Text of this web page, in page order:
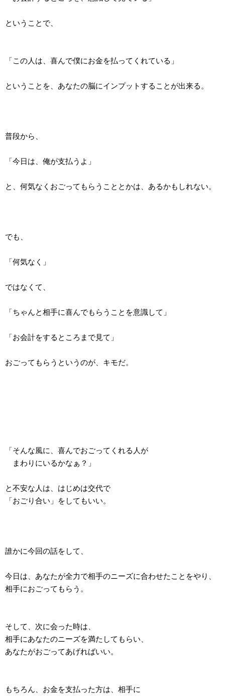
ということで、
「この人は、喜んで僕にお金を払ってくれている」
ということを、あなたの脳にインプットすることが出来る。
普段から、
「今日は、俺が支払うよ」
と、何気なくおごってもらうこととかは、あるかもしれない。
でも、
「何気なく」
ではなくて、
「ちゃんと相手に喜んでもらうことを意識して」
「お会計をするところまで見て」
おごってもらうというのが、キモだ。
「そんな風に、喜んでおごってくれる人が
まわりにいるかなぁ？」
と不安な人は、はじめは交代で
「おごり合い」をしてもいい。
誰かに今回の話をして、
今日は、あなたが全力で相手のニーズに合わせたことをやり、
相手におごってもらう。
そして、次に会った時は、
相手にあなたのニーズを満たしてもらい、
あなたがおごってあげればいい。
もちろん、お金を支払った方は、相手に